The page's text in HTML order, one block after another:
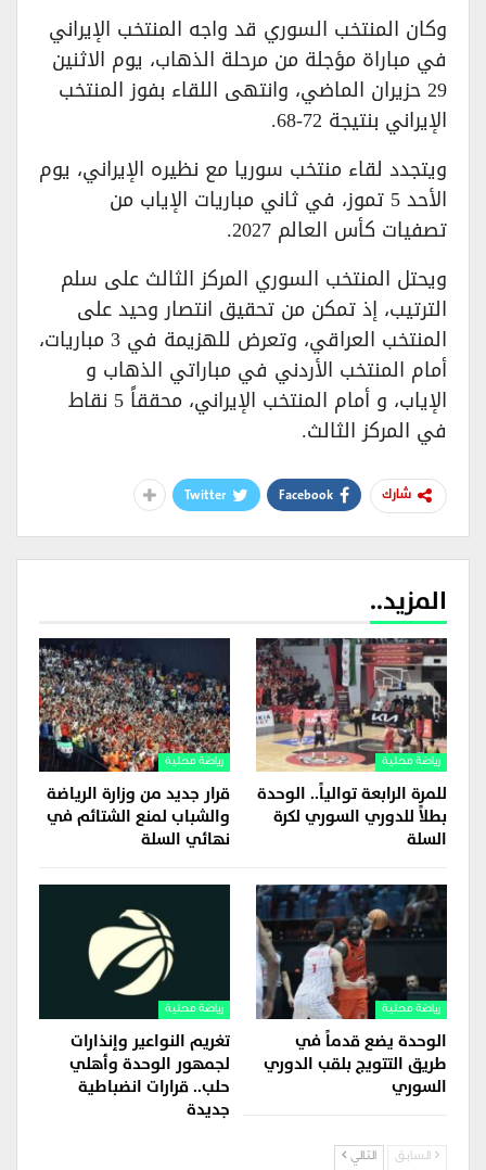
وكان المنتخب السوري قد واجه المنتخب الإيراني
في مباراة مؤجلة من مرحلة الذهاب، يوم الاثنين
29 حزيران الماضي، وانتهى اللقاء بفوز المنتخب
الإيراني بنتيجة 72-68.
ويتجدد لقاء منتخب سوريا مع نظيره الإيراني، يوم
الأحد 5 تموز، في ثاني مباريات الإياب من
تصفيات كأس العالم 2027.
ويحتل المنتخب السوري المركز الثالث على سلم
الترتيب، إذ تمكن من تحقيق انتصار وحيد على
المنتخب العراقي، وتعرض للهزيمة في 3 مباريات،
أمام المنتخب الأردني في مباراتي الذهاب و
الإياب، و أمام المنتخب الإيراني، محققاً 5 نقاط
في المركز الثالث.
شارك Facebook
Twitter
المزيد..
رياضة محلية
للمرة الرابعة توالياً.. الوحدة
بطلاً للدوري السوري لكرة
السلة
رياضة محلية
قرار جديد من وزارة الرياضة
والشباب لمنع الشتائم في
نهائي السلة
رياضة محلية
الوحدة يضع قدماً في
طريق التتويج بلقب الدوري
السوري
رياضة محلية
تغريم النواعير وإنذارات
لجمهور الوحدة وأهلي
حلب.. قرارات انضباطية
جديدة
السابق التالي